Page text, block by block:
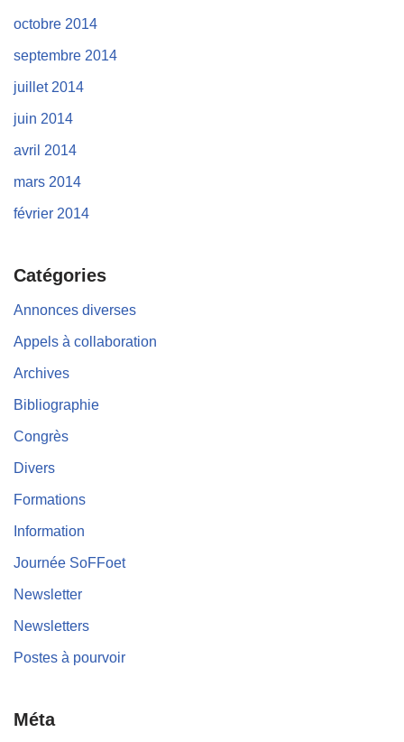
octobre 2014
septembre 2014
juillet 2014
juin 2014
avril 2014
mars 2014
février 2014
Catégories
Annonces diverses
Appels à collaboration
Archives
Bibliographie
Congrès
Divers
Formations
Information
Journée SoFFoet
Newsletter
Newsletters
Postes à pourvoir
Méta